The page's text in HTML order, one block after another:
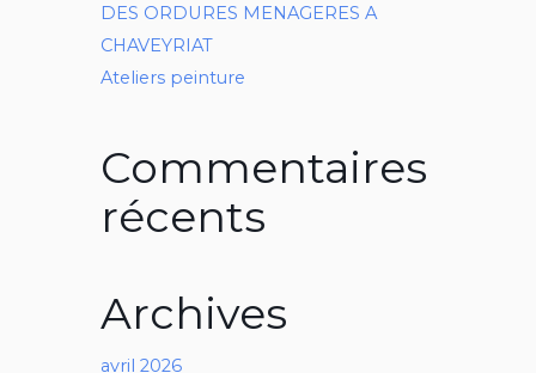
DES ORDURES MENAGERES A
CHAVEYRIAT
Ateliers peinture
Commentaires
récents
Archives
avril 2026